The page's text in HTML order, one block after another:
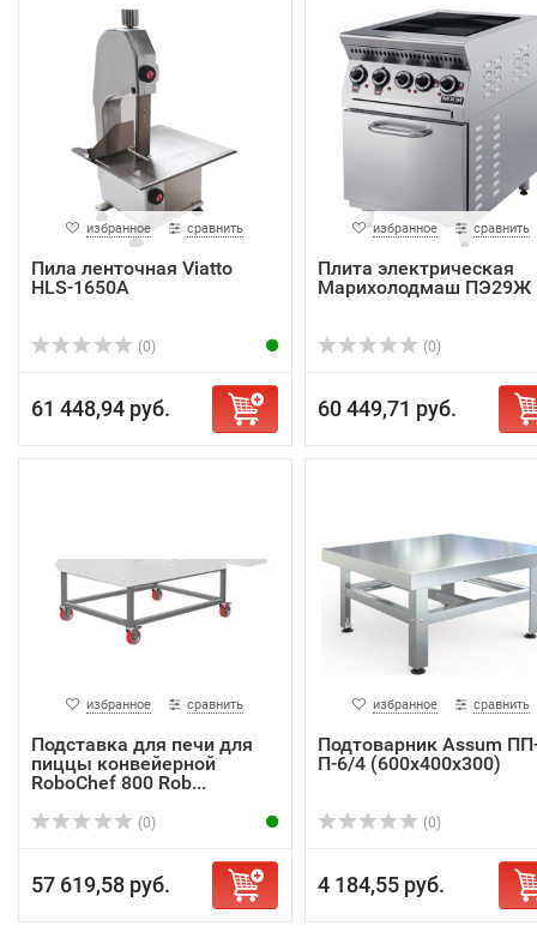
избранное сравнить
Пила ленточная Viatto
HLS-1650A
(0)
61 448,94 руб.
избранное сравнить
Плита электрическая
Марихолодмаш ПЭ29Ж
(0)
60 449,71 руб.
избранное сравнить
Подставка для печи для
пиццы конвейерной
RoboChef 800 Rob...
(0)
57 619,58 руб.
избранное сравнить
Подтоварник Assum
П-6/4 (600х400х300)
(0)
4 184,55 руб.